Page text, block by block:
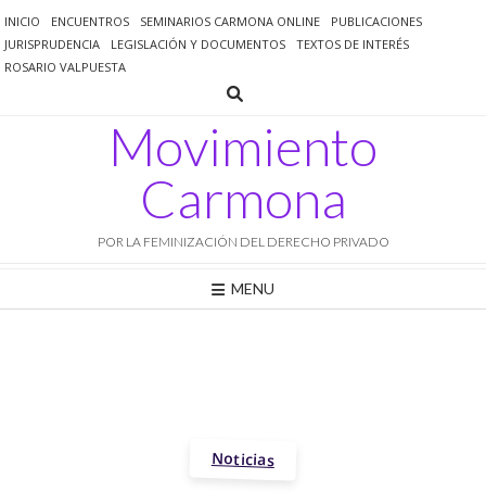
al
contenido
INICIO ENCUENTROS SEMINARIOS CARMONA ONLINE
PUBLICACIONES
JURISPRUDENCIA
LEGISLACIÓN Y DOCUMENTOS
TEXTOS DE INTERÉS
ROSARIO VALPUESTA
Movimiento
Carmona
POR LA FEMINIZACIÓN DEL DERECHO PRIVADO
MENU
Noticias